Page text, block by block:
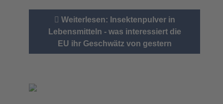
Weiterlesen: Insektenpulver in
Lebensmitteln - was interessiert die
EU ihr Geschwätz von gestern